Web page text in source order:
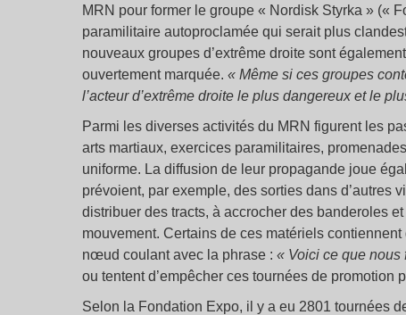
MRN pour former le groupe « Nordisk Styrka » («
paramilitaire autoproclamée qui serait plus
nouveaux groupes d’extrême droite sont
ouvertement marquée. « Même si ces groupes
l’acteur d’extrême droite le plus dangereux et le
Parmi les diverses activités du MRN figurent les
arts martiaux, exercices paramilitaires,
uniforme. La diffusion de leur propagande joue
prévoient, par exemple, des sorties dans d’autres
distribuer des tracts, à accrocher des banderoles
mouvement. Certains de ces matériels
nœud coulant avec la phrase : « Voici ce que nous
ou tentent d’empêcher ces tournées de promotion
Selon la Fondation Expo, il y a eu 2801 tournées